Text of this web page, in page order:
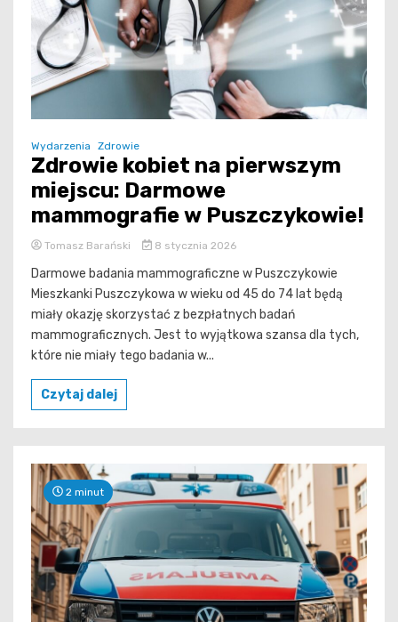
Wydarzenia Zdrowie
Zdrowie kobiet na pierwszym
miejscu: Darmowe
mammografie w Puszczykowie!
Tomasz Barański 8 stycznia 2026
Darmowe badania mammograficzne w Puszczykowie
Mieszkanki Puszczykowa w wieku od 45 do 74 lat będą
miały okazję skorzystać z bezpłatnych badań
mammograficznych. Jest to wyjątkowa szansa dla tych,
które nie miały tego badania w...
Czytaj dalej
2 minut